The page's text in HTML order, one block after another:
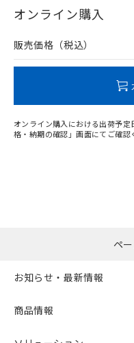
在庫等で未対応品が混
問い合わせください。
オンライン購入
販売価格（税込）
オンライン購入における出荷予
格・納期の確認」画面にてご確認
ペ
お知らせ・最新情報
商品情報